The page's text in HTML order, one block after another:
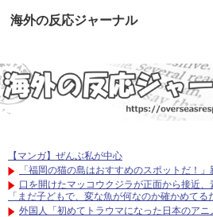
海外の反応ジャーナル
【マンガ】ぜんぶ私が中心
「福岡の猫の島はおすすめのスポットだ！
口を開けたマッコウクジラが正面から接近
「まだ子どもで、変な魚が何なのか確かめてる
外国人「初めてトラウマになった日本のアニ